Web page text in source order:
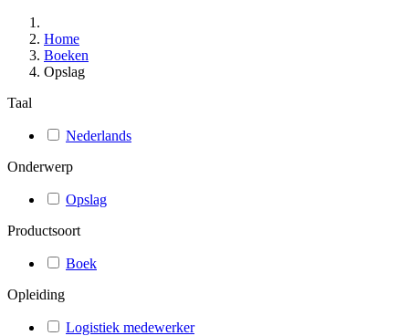
Home
Boeken
Opslag
Taal
Nederlands
Onderwerp
Opslag
Productsoort
Boek
Opleiding
Logistiek medewerker